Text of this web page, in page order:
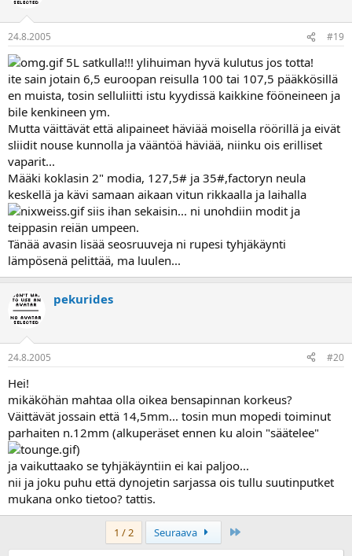
24.8.2005 #19
5L satkulla!!! ylihuiman hyvä kulutus jos totta!
ite sain jotain 6,5 euroopan reisulla 100 tai 107,5 pääkkösillä
en muista, tosin selluliitti istu kyydissä kaikkine fööneineen ja
bile kenkineen ym.
Mutta väittävät että alipaineet häviää moisella röörillä ja eivät
sliidit nouse kunnolla ja vääntöä häviää, niinku ois erilliset
vaparit...
Määki koklasin 2" modia, 127,5# ja 35#,factoryn neula
keskellä ja kävi samaan aikaan vitun rikkaalla ja laihalla
siis ihan sekaisin... ni unohdiin modit ja
teippasin reiän umpeen.
Tänää avasin lisää seosruuveja ni rupesi tyhjäkäynti
lämpösenä pelittää, ma luulen...
pekurides
24.8.2005 #20
Hei!
mikäköhän mahtaa olla oikea bensapinnan korkeus?
Väittävät jossain että 14,5mm... tosin mun mopedi toiminut
parhaiten n.12mm (alkuperäset ennen ku aloin "säätelee"
)
ja vaikuttaako se tyhjäkäyntiin ei kai paljoo...
nii ja joku puhu että dynojetin sarjassa ois tullu suutinputket
mukana onko tietoo? tattis.
1 / 2 Seuraava